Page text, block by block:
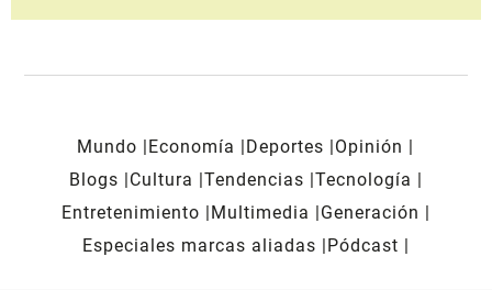
Mundo Economía Deportes
Opinión
Blogs
Cultura Tendencias Tecnología
Entretenimiento
Multimedia
Generación
Especiales marcas aliadas
Pódcast